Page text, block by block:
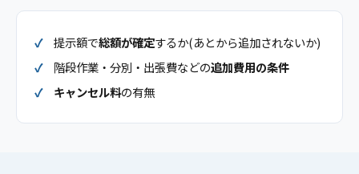
提示額で総額が確定するか(あとから追加されないか)
階段作業・分別・出張費などの追加費用の条件
キャンセル料の有無